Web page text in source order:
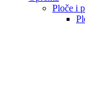
Ploče i